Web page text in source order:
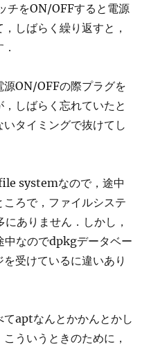
チをON/OFFすると電源
しばらく繰り返すと，
源ON/OFFの際プラグを
しばらく忘れていたと
タイミングで抜けてし
systemなので，途中
ろで，ファイルシステ
ありません．しかし，
なのでdpkgデータベー
受けているに違いあり
aptなんとかかんとかし
ういうときのために，